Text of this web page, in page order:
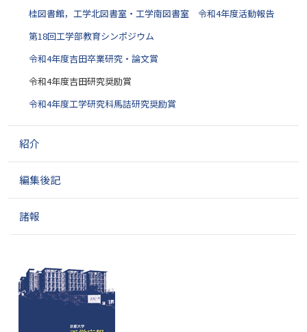
桂図書館，工学北図書室・工学南図書室 令和4年度活動報告
第18回工学部教育シンポジウム
令和4年度吉田卒業研究・論文賞
令和4年度吉田研究奨励賞
令和4年度工学研究科馬詰研究奨励賞
紹介
編集後記
諸報